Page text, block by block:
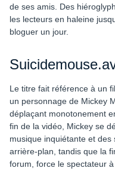
de ses amis. Des
les lecteurs en haleine
bloguer un jour.
Le titre fait référence à un
un personnage de Mickey
déplaçant monotonement
fin de la vidéo, Mickey se
musique inquiétante et
arrière-plan, tandis que la
forum, force le spectateur